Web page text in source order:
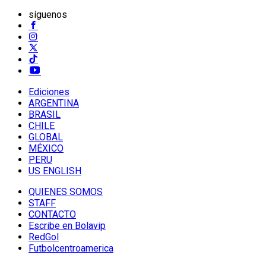
síguenos
Ediciones
ARGENTINA
BRASIL
CHILE
GLOBAL
MÉXICO
PERU
US ENGLISH
QUIENES SOMOS
STAFF
CONTACTO
Escribe en Bolavip
RedGol
Futbolcentroamerica